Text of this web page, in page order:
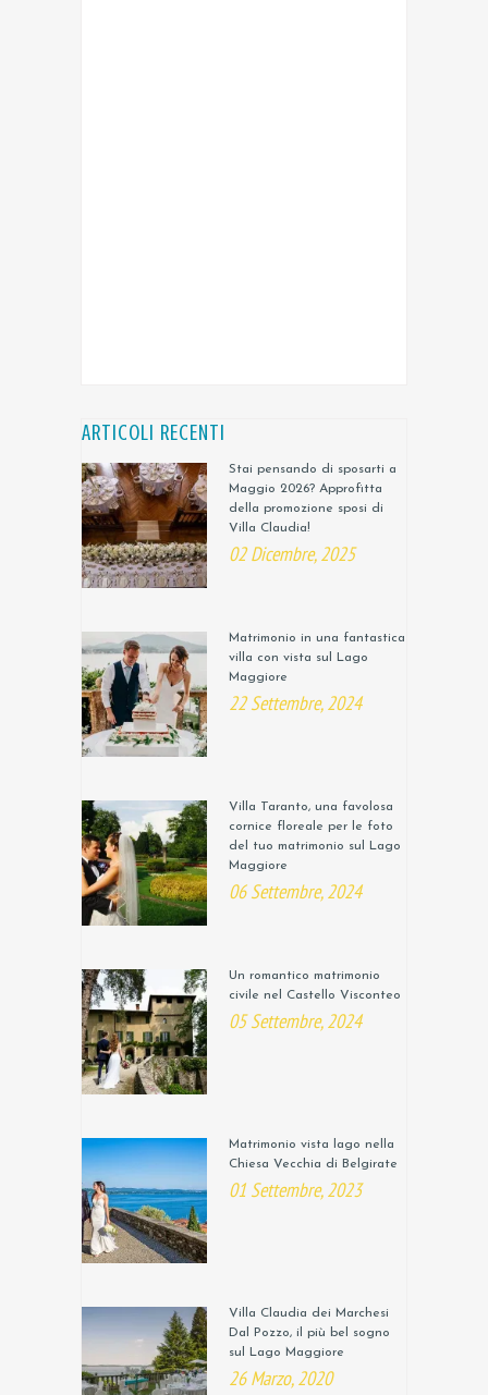
ARTICOLI RECENTI
Stai pensando di sposarti a
Maggio 2026? Approfitta
della promozione sposi di
Villa Claudia!
02 Dicembre, 2025
Matrimonio in una fantastica
villa con vista sul Lago
Maggiore
22 Settembre, 2024
Villa Taranto, una favolosa
cornice floreale per le foto
del tuo matrimonio sul Lago
Maggiore
06 Settembre, 2024
Un romantico matrimonio
civile nel Castello Visconteo
05 Settembre, 2024
Matrimonio vista lago nella
Chiesa Vecchia di Belgirate
01 Settembre, 2023
Villa Claudia dei Marchesi
Dal Pozzo, il più bel sogno
sul Lago Maggiore
26 Marzo, 2020